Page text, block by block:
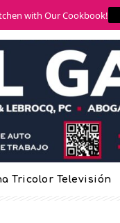
with Our Cookbook!
Tricolor Televisión